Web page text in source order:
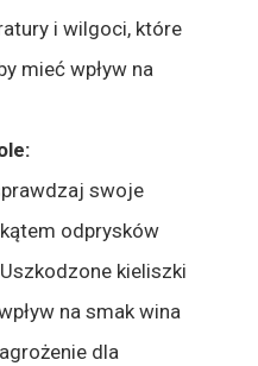
i wilgoci, które
mieć wpływ na
swoje
odprysków
kieliszki
na smak wina
dla